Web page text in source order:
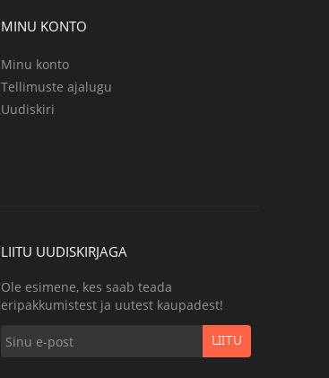
MINU KONTO
Minu konto
Tellimuste ajalugu
Uudiskiri
LIITU UUDISKIRJAGA
Ole esimene, kes saab teada
eripakkumistest ja uutest kaupadest!
LIITU